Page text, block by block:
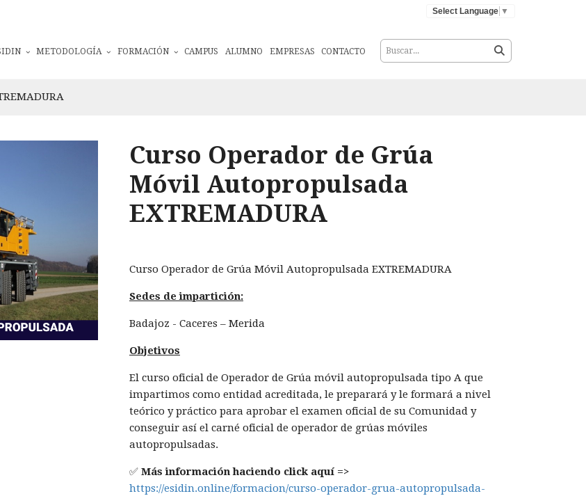
Select Language ▼
METODOLOGÍA FORMACIÓN CAMPUS ALUMNO EMPRESAS CONTACTO
Curso Operador de Grúa
Móvil Autopropulsada
EXTREMADURA
Curso Operador de Grúa Móvil Autopropulsada EXTREMADURA
Sedes de impartición:
Badajoz - Caceres – Merida
Objetivos
El curso oficial de Operador de Grúa móvil autopropulsada tipo A que
impartimos como entidad acreditada, le preparará y le formará a nivel
teórico y práctico para aprobar el examen oficial de su Comunidad y
conseguir así el carné oficial de operador de grúas móviles
autopropulsadas.
✅ Más información haciendo click aquí =>
https://esidin.online/formacion/curso-operador-grua-autopropulsada-